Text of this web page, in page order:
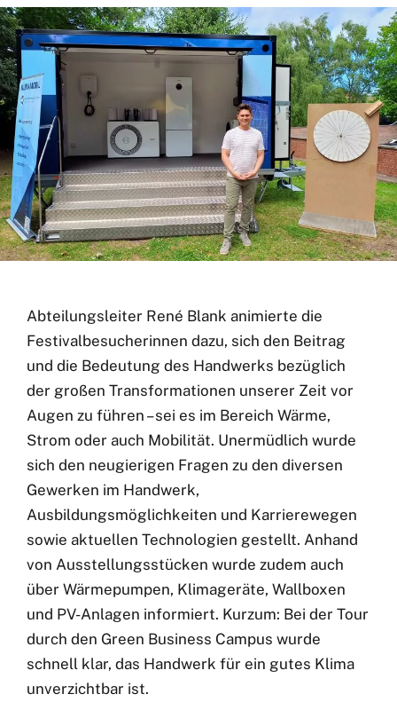
Abteilungsleiter René Blank animierte die
Festivalbesucherinnen dazu, sich den Beitrag
und die Bedeutung des Handwerks bezüglich
der großen Transformationen unserer Zeit vor
Augen zu führen – sei es im Bereich Wärme,
Strom oder auch Mobilität. Unermüdlich wurde
sich den neugierigen Fragen zu den diversen
Gewerken im Handwerk,
Ausbildungsmöglichkeiten und Karrierewegen
sowie aktuellen Technologien gestellt. Anhand
von Ausstellungsstücken wurde zudem auch
über Wärmepumpen, Klimageräte, Wallboxen
und PV-Anlagen informiert. Kurzum: Bei der Tour
durch den Green Business Campus wurde
schnell klar, das Handwerk für ein gutes Klima
unverzichtbar ist.